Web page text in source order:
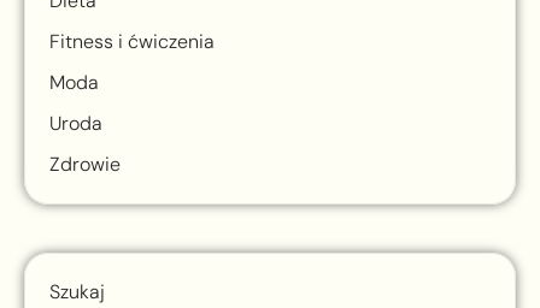
Fitness i ćwiczenia
Moda
Uroda
Zdrowie
Szukaj